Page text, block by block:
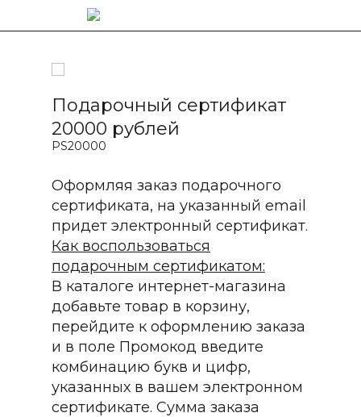
Подарочный сертификат
20000 рублей
PS20000
Оформляя заказ подарочного
сертификата, на указанный email
придет электронный сертификат.
Как воспользоваться
подарочным сертификатом:
В каталоге интернет-магазина
добавьте товар в корзину,
перейдите к оформлению заказа
и в поле Промокод введите
комбинацию букв и цифр,
указанных в вашем электронном
сертификате. Сумма заказа